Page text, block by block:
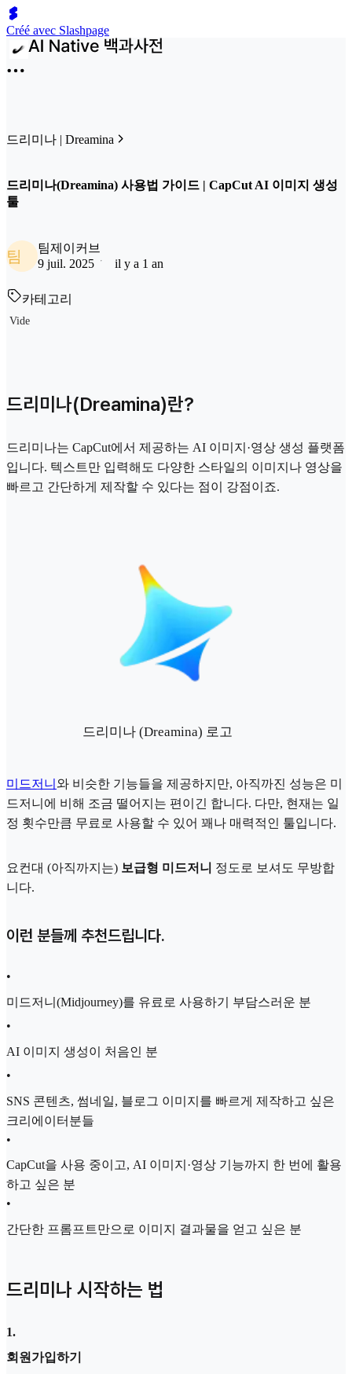
Créé avec Slashpage
드리미나 | Dreamina
드리미나(Dreamina) 사용법 가이드 | CapCut AI 이미지 생성
툴
팀
팀제이커브
9 juil. 2025
il y a 1 an
카테고리
Vide
드리미나(Dreamina)란?
드리미나는 CapCut에서 제공하는 AI 이미지·영상 생성 플랫폼
입니다. 텍스트만 입력해도 다양한 스타일의 이미지나 영상을
빠르고 간단하게 제작할 수 있다는 점이 강점이죠.
드리미나 (Dreamina) 로고
미드저니 와 비슷한 기능들을 제공하지만, 아직까진 성능은 미
드저니에 비해 조금 떨어지는 편이긴 합니다. 다만, 현재는 일
정 횟수만큼 무료로 사용할 수 있어 꽤나 매력적인 툴입니다.
요컨대 (아직까지는) 보급형 미드저니 정도로 보셔도 무방합
니다.
이런 분들께 추천드립니다.
•
미드저니(Midjourney)를 유료로 사용하기 부담스러운 분
•
AI 이미지 생성이 처음인 분
•
SNS 콘텐츠, 썸네일, 블로그 이미지를 빠르게 제작하고 싶은
크리에이터분들
•
CapCut을 사용 중이고, AI 이미지·영상 기능까지 한 번에 활용
하고 싶은 분
•
간단한 프롬프트만으로 이미지 결과물을 얻고 싶은 분
드리미나 시작하는 법
1.
회원가입하기